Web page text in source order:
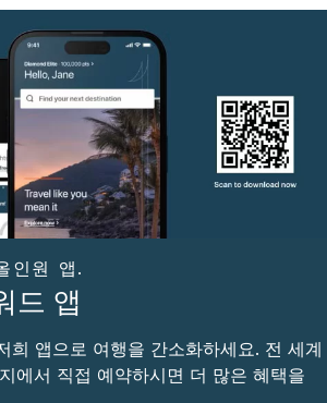
인원 앱.
드 앱
희 앱으로 여행을 간소화하세요. 전 세계
에서 직접 예약하시면 더 많은 혜택을